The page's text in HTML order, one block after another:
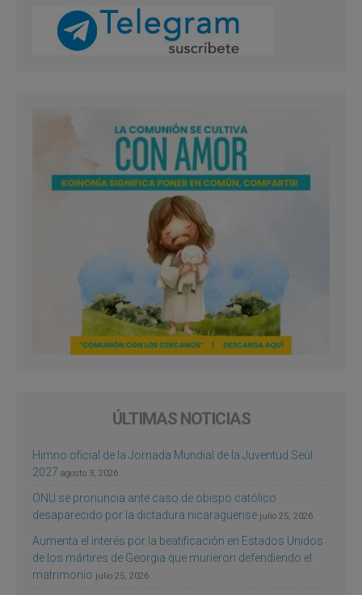
ÚLTIMAS NOTICIAS
Himno oficial de la Jornada Mundial de la Juventud Seúl
2027 agosto 3, 2026
ONU se pronuncia ante caso de obispo católico
desaparecido por la dictadura nicaragüense julio 25, 2026
Aumenta el interés por la beatificación en Estados Unidos
de los mártires de Georgia que murieron defendiendo el
matrimonio julio 25, 2026